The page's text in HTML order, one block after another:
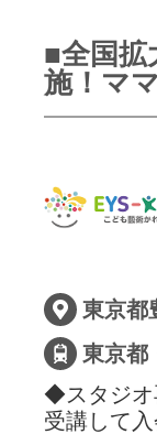
■全国拡
施！マ
東京都
東京都
◆スタジオ
受講して